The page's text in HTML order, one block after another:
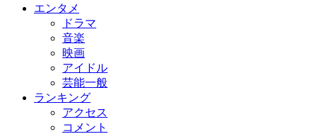
エンタメ
ドラマ
音楽
映画
アイドル
芸能一般
ランキング
アクセス
コメント